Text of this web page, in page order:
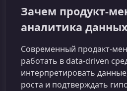
Зачем продукт-
аналитика данных
Современный продакт-
работать в data-driven
интерпретировать
роста и подтверждать